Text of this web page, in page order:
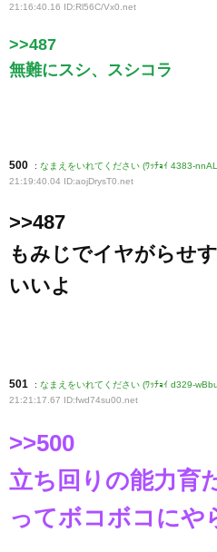
21:16:40.16 ID:Rl56C/Vx0 .net
>>487
無難にスシ、スシコラ
500 : なまえをいれてください (ﾜｯﾁｮｲ 4383-
21:19:40.04 ID:aojDrysT0 .net
>>487
もみじでイヤがらせ
いいよ
501 : なまえをいれてください (ﾜｯﾁｮｲ d329-
21:21:17.67 ID:fwd74su00 .net
>>500
立ち回りの能力育
ってボコボコにや